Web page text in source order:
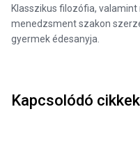
Klasszikus filozófia,
menedzsment szakon
gyermek édesanyja.
Kapcsolódó cikkek